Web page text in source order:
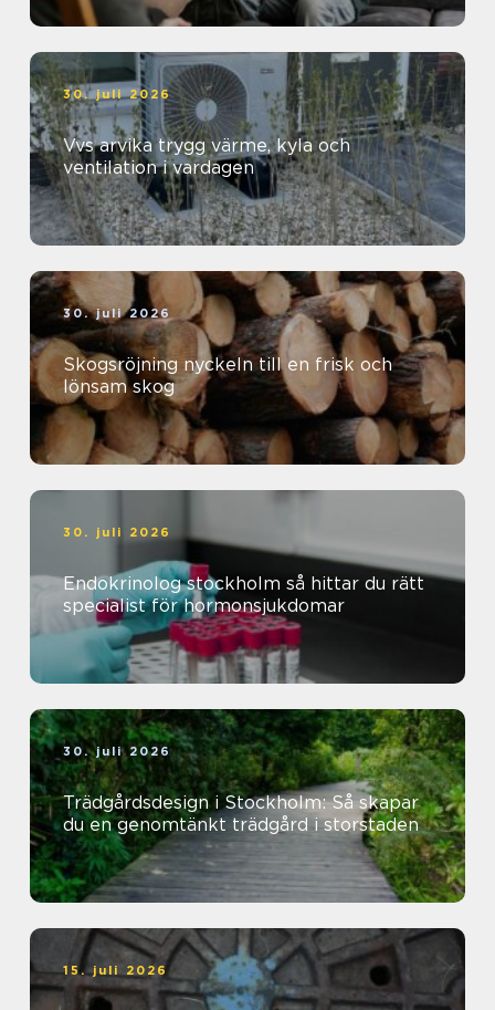
30. juli 2026
Vvs arvika trygg värme, kyla och
ventilation i vardagen
30. juli 2026
Skogsröjning nyckeln till en frisk och
lönsam skog
30. juli 2026
Endokrinolog stockholm så hittar du rätt
specialist för hormonsjukdomar
30. juli 2026
Trädgårdsdesign i Stockholm: Så skapar
du en genomtänkt trädgård i storstaden
15. juli 2026